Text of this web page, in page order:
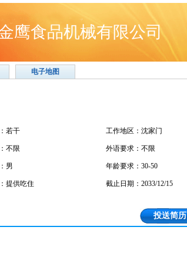
鹰食品机械有限公司
电子地图
若干 工作地区：沈家门
不限 外语要求：不限
男 年龄要求：30-50
提供吃住 截止日期：2033/12/15
投送简历